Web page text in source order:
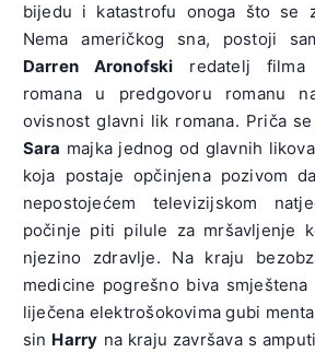
bijedu i katastrofu onoga što se
Nema američkog sna, postoji
Darren Aronofski redatelj filma
romana u predgovoru romanu
ovisnost glavni lik romana. Priča
Sara majka jednog od glavnih
koja postaje opčinjena pozivom
nepostojećem televizijskom
počinje piti pilule za mršavljenje
njezino zdravlje. Na kraju
medicine pogrešno biva
liječena elektrošokovima gubi
sin Harry na kraju završava s